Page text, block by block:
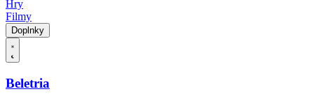
Hry
Filmy
Doplnky
Beletria